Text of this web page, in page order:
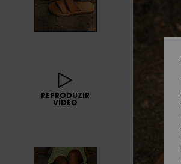
REPRODUZIR
VÍDEO